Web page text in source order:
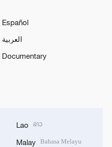
Español
العربية
Documentary
Lao ລາວ
Malay Bahasa Melayu